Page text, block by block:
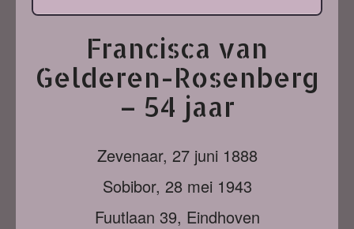
Francisca van
Gelderen-Rosenberg
– 54 jaar
Zevenaar, 27 juni 1888
Sobibor, 28 mei 1943
Fuutlaan 39, Eindhoven